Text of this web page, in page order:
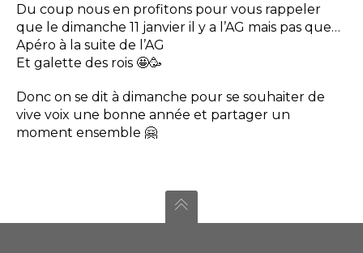
Du coup nous en profitons pour vous rappeler
que le dimanche 11 janvier il y a l’AG mais pas que…
Apéro à la suite de l’AG
Et galette des rois 🤩🥳
Donc on se dit à dimanche pour se souhaiter de
vive voix une bonne année et partager un
moment ensemble 🤗